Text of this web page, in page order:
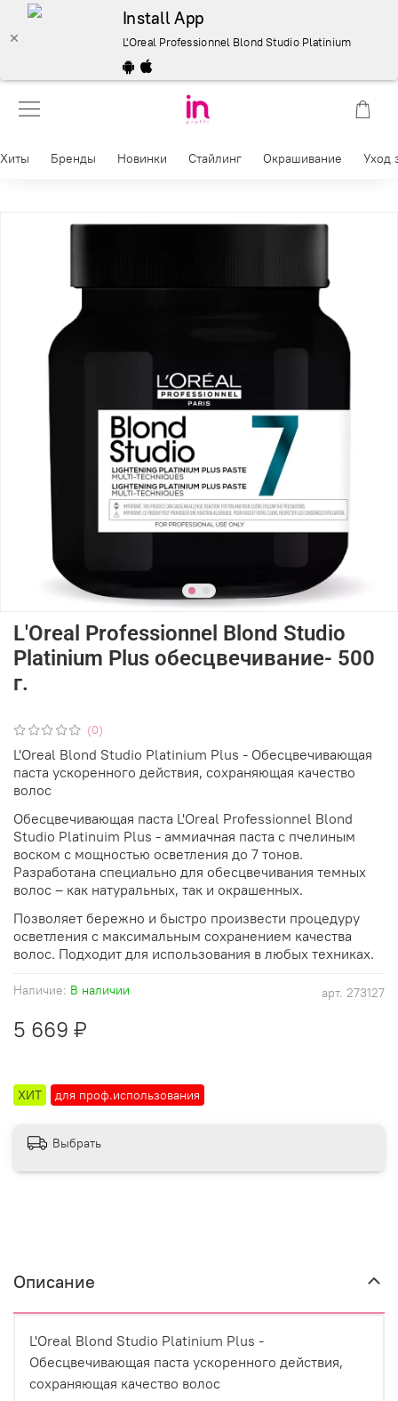
Install App
L'Oreal Professionnel Blond Studio Platinium Plus
Хиты Бренды Новинки Стайлинг Окрашивание Уход
(0)
арт. 273127
Наличие: В наличии
ХИТ для проф.использования
L'Oreal Professionnel Blond Studio
Platinium Plus обесцвечивание- 500
г.
5 669 ₽
L'Oreal Blond Studio Platinium Plus - Обесцвечивающая
паста ускоренного действия, сохраняющая качество
волос
Обесцвечивающая паста L'Oreal Professionnel Blond
Studio Platinuim Plus - аммиачная паста с пчелиным
воском с мощностью осветления до 7 тонов.
Разработана специально для обесцвечивания темных
волос – как натуральных, так и окрашенных.
Позволяет бережно и быстро произвести процедуру
осветления с максимальным сохранением качества
волос. Подходит для использования в любых техниках.
Выбрать
Описание
L'Oreal Blond Studio Platinium Plus -
Обесцвечивающая паста ускоренного действия,
сохраняющая качество волос